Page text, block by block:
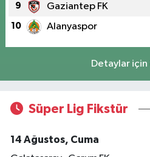
9 Gaziantep FK
10 Alanyaspor
Detaylar için
Süper Lig Fikstür
14 Ağustos, Cuma